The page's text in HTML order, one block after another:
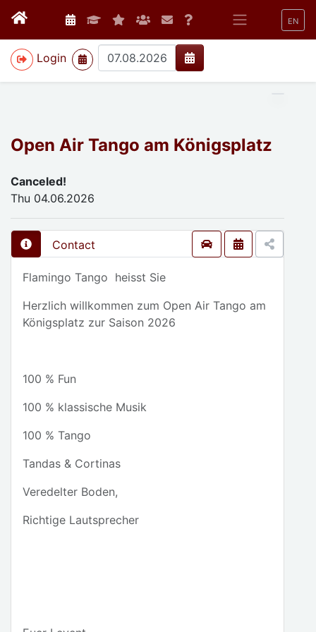
EN
Login
>
Open Air Tango am Königsplatz
Canceled!
Thu 04.06.2026
Contact
Flamingo Tango heisst Sie
Herzlich willkommen zum Open Air Tango am
Königsplatz zur Saison 2026
100 % Fun
100 % klassische Musik
100 % Tango
Tandas & Cortinas
Veredelter Boden,
Richtige Lautsprecher